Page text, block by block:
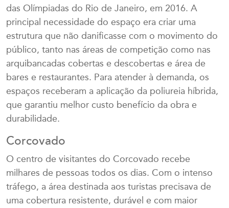
das Olímpiadas do Rio de Janeiro, em 2016. A
principal necessidade do espaço era criar uma
estrutura que não danificasse com o movimento do
público, tanto nas áreas de competição como nas
arquibancadas cobertas e descobertas e área de
bares e restaurantes. Para atender à demanda, os
espaços receberam a aplicação da poliureia híbrida,
que garantiu melhor custo benefício da obra e
durabilidade.
Corcovado
O centro de visitantes do Corcovado recebe
milhares de pessoas todos os dias. Com o intenso
tráfego, a área destinada aos turistas precisava de
uma cobertura resistente, durável e com maior